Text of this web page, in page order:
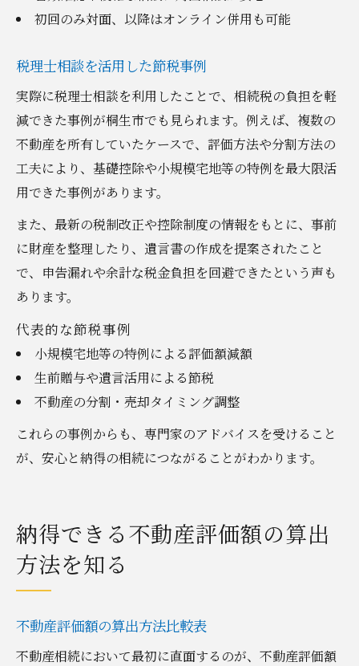
初回のみ対面、以降はオンライン併用も可能
税理士相談を活用した節税事例
実際に税理士相談を利用したことで、相続税の負担を軽
減できた事例が桐生市でも見られます。例えば、複数の
不動産を所有していたケースで、評価方法や分割方法の
工夫により、基礎控除や小規模宅地等の特例を最大限活
用できた事例があります。
また、最新の税制改正や控除制度の情報をもとに、事前
に財産を整理したり、遺言書の作成を提案されたこと
で、申告漏れや余計な税金負担を回避できたという声も
あります。
代表的な節税事例
小規模宅地等の特例による評価額減額
生前贈与や遺言活用による節税
不動産の分割・売却タイミング調整
これらの事例からも、専門家のアドバイスを受けること
が、安心と納得の相続につながることがわかります。
納得できる不動産評価額の算出
方法を知る
不動産評価額の算出方法比較表
不動産相続において最初に直面するのが、不動産評価額